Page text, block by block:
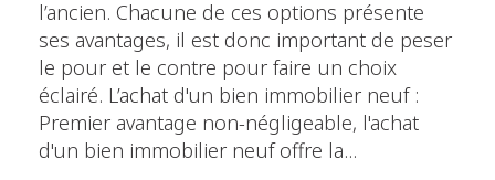
l’ancien. Chacune de ces options présente
ses avantages, il est donc important de peser
le pour et le contre pour faire un choix
éclairé. L’achat d'un bien immobilier neuf :
Premier avantage non-négligeable, l'achat
d'un bien immobilier neuf offre la...